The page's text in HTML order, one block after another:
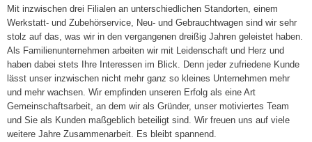
Service & Zubehör
Unser Autohaus
Mit inzwischen drei Filialen an unterschiedlichen Standorten, einem
Werkstatt- und Zubehörservice, Neu- und Gebrauchtwagen sind wir sehr
stolz auf das, was wir in den vergangenen dreißig Jahren geleistet haben.
Als Familienunternehmen arbeiten wir mit Leidenschaft und Herz und
haben dabei stets Ihre Interessen im Blick. Denn jeder zufriedene Kunde
lässt unser inzwischen nicht mehr ganz so kleines Unternehmen mehr
und mehr wachsen. Wir empfinden unseren Erfolg als eine Art
Gemeinschaftsarbeit, an dem wir als Gründer, unser motiviertes Team
und Sie als Kunden maßgeblich beteiligt sind. Wir freuen uns auf viele
weitere Jahre Zusammenarbeit. Es bleibt spannend.